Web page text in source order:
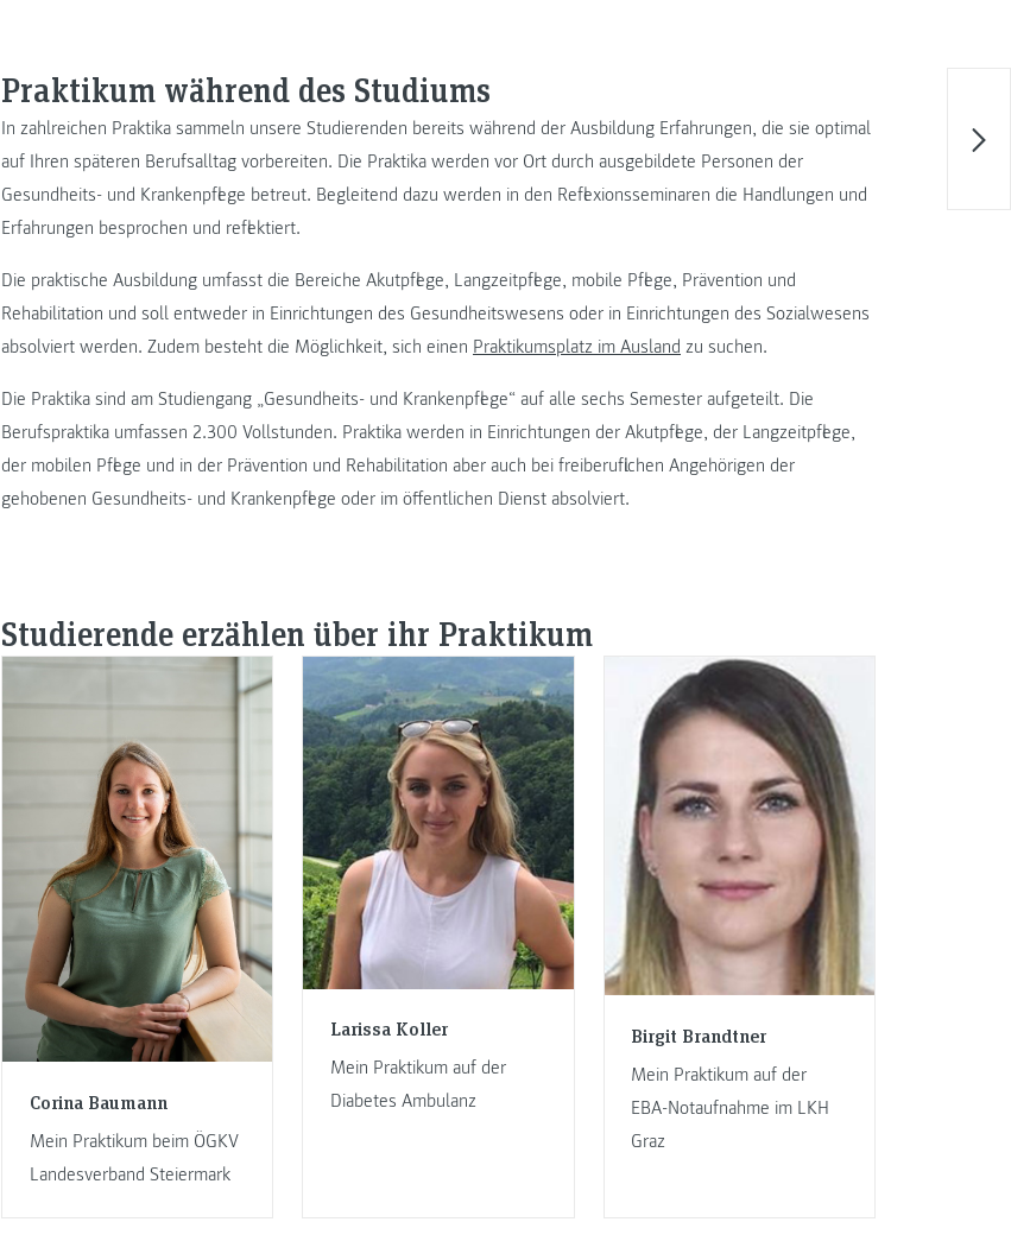
Praktikum während des Studiums
In zahlreichen Praktika sammeln unsere Studierenden bereits während der Ausbildung Erfahrungen, die sie optimal
auf Ihren späteren Berufsalltag vorbereiten. Die Praktika werden vor Ort durch ausgebildete Personen der
Gesundheits- und Krankenpflege betreut. Begleitend dazu werden in den Reflexionsseminaren die Handlungen und
Erfahrungen besprochen und reflektiert.
Die praktische Ausbildung umfasst die Bereiche Akutpflege, Langzeitpflege, mobile Pflege, Prävention und
Rehabilitation und soll entweder in Einrichtungen des Gesundheitswesens oder in Einrichtungen des Sozialwesens
absolviert werden. Zudem besteht die Möglichkeit, sich einen Praktikumsplatz im Ausland zu suchen.
Die Praktika sind am Studiengang „Gesundheits- und Krankenpflege“ auf alle sechs Semester aufgeteilt. Die
Berufspraktika umfassen 2.300 Vollstunden. Praktika werden in Einrichtungen der Akutpflege, der Langzeitpflege,
der mobilen Pflege und in der Prävention und Rehabilitation aber auch bei freiberuflichen Angehörigen der
gehobenen Gesundheits- und Krankenpflege oder im öffentlichen Dienst absolviert.
Studierende erzählen über ihr Praktikum
Corina Baumann
Mein Praktikum beim ÖGKV
Landesverband Steiermark
Larissa Koller
Mein Praktikum auf der
Diabetes Ambulanz
Birgit Brandtner
Mein Praktikum auf der
EBA-Notaufnahme im LKH
Graz